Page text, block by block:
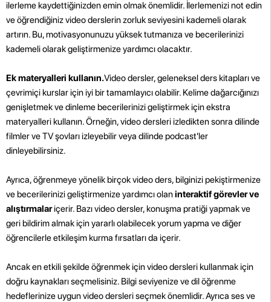
ilerleme kaydettiğinizden emin olmak önemlidir. İlerlemenizi not edin
ve öğrendiğiniz video derslerin zorluk seviyesini kademeli olarak
artırın. Bu, motivasyonunuzu yüksek tutmanıza ve becerilerinizi
kademeli olarak geliştirmenize yardımcı olacaktır.
Ek materyalleri kullanın.Video dersler, geleneksel ders kitapları ve
çevrimiçi kurslar için iyi bir tamamlayıcı olabilir. Kelime dağarcığınızı
genişletmek ve dinleme becerilerinizi geliştirmek için ekstra
materyalleri kullanın. Örneğin, video dersleri izledikten sonra dilinde
filmler ve TV şovları izleyebilir veya dilinde podcast'ler
dinleyebilirsiniz.
Ayrıca, öğrenmeye yönelik birçok video ders, bilginizi pekiştirmenize
ve becerilerinizi geliştirmenize yardımcı olaninteraktif görevler ve
alıştırmalariçerir. Bazı video dersler, konuşma pratiği yapmak ve
geri bildirim almak için yararlı olabilecek yorum yapma ve diğer
öğrencilerle etkileşim kurma fırsatları da içerir.
Ancak en etkili şekilde öğrenmek için video dersleri kullanmak için
doğru kaynakları seçmelisiniz. Bilgi seviyenize ve dil öğrenme
hedeflerinize uygun video dersleri seçmek önemlidir. Ayrıca ses ve